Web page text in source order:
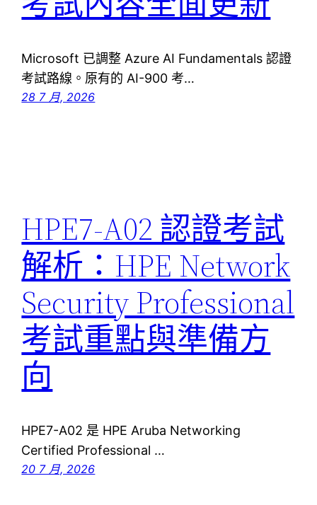
Microsoft 已調整 Azure AI Fundamentals 認證
考試路線。原有的 AI-900 考…
28 7 月, 2026
HPE7-A02 認證考試
解析：HPE Network
Security Professional
考試重點與準備方
向
HPE7-A02 是 HPE Aruba Networking
Certified Professional …
20 7 月, 2026